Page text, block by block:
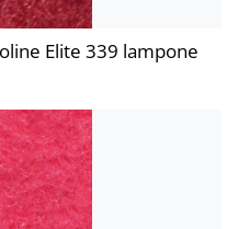
Elite 339 lampone